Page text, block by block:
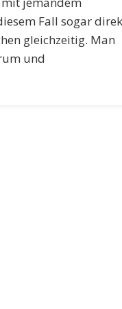
Fall sogar
gleichzeitig. Man
und